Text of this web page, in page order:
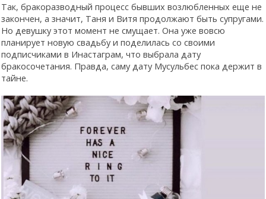
Так, бракоразводный процесс бывших возлюбленных еще не
закончен, а значит, Таня и Витя продолжают быть супругами.
Но девушку этот момент не смущает. Она уже вовсю
планирует новую свадьбу и поделилась со своими
подписчиками в Инастаграм, что выбрала дату
бракосочетания. Правда, саму дату Мусульбес пока держит в
тайне.